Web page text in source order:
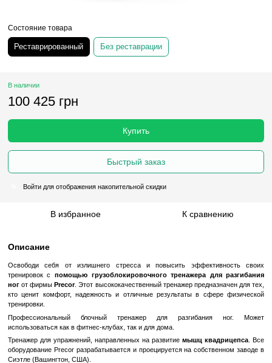
Состояние товара
Без реставрации
Быстрый заказ
% Войти
В избранное К